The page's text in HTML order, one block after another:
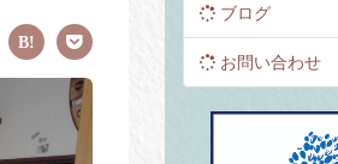
ブログ
お問い合わせ